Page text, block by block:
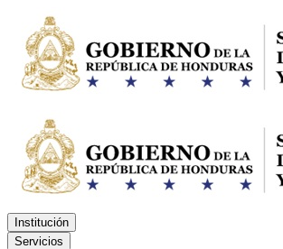
Institución
Servicios